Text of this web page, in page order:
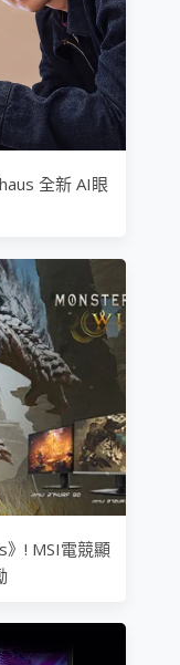
全新 AI眼
! MSI電競顯